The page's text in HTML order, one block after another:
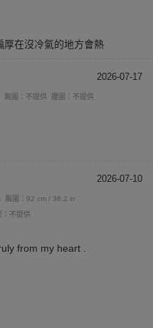
厚在沒冷氣的地方會熱
2026-07-17
胸圍：不提供
腰圍：不提供
2026-07-10
胸圍：92 cm / 36.2 in
：不提供
from my heart .